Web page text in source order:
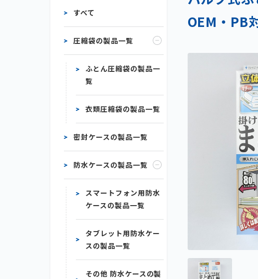
OEM・PB
すべて
圧縮袋の製品一覧
ふとん圧縮袋の製品一
覧
衣類圧縮袋の製品一覧
密封ケースの製品一覧
防水ケースの製品一覧
スマートフォン用防水
ケースの製品一覧
タブレット用防水ケー
スの製品一覧
その他 防水ケースの製